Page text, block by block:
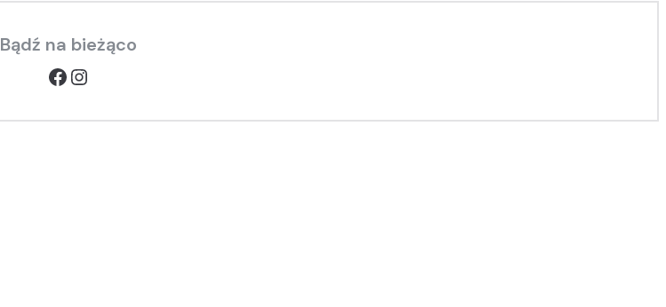
Bądź na bieżąco
Facebook
Instagram